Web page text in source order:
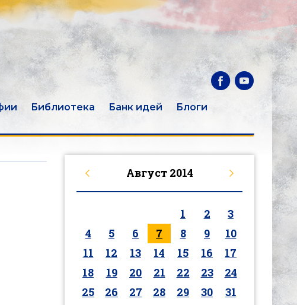
Библиотека Банк идей
Блоги
Август 2014
1 2
3
4
5 6 7 8 9
10
11
12 13 14 15 16
17
18
19 20 21 22 23
24
25
26 27 28 29 30 31